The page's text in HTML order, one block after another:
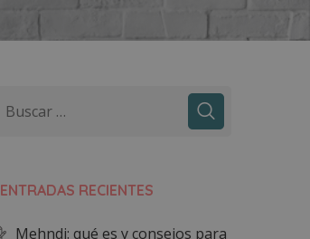
ENTRADAS RECIENTES
Mehndi: qué es y consejos para